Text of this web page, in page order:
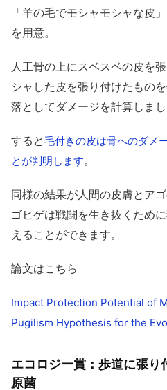
「羊の毛でモシャモシャな皮
を用意。
人工骨の上にスベスベの皮を
シャした皮を張り付けたもの
落としてダメージを計算しまし
すると毛付きの皮は骨へのダメ
とが判明します。
同様の結果が人間の皮膚とア
ゴヒゲは戦闘を生き抜くため
えることができます。
論文はこちら
Impact Protection Potential of
Pugilism Hypothesis for the
エコロジー賞：歩道に張り
原菌